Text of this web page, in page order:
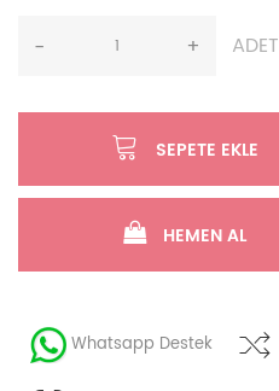
- + ADET
SEPETE EKLE
HEMEN AL
Whatsapp Destek